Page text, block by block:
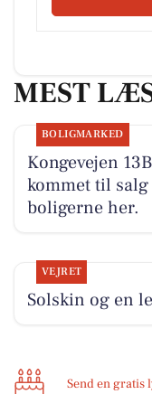
MEST
BOLIGMARKED
Kongevejen
kommet til
boligerne her.
VEJRET
Solskin og en
Send en gratis